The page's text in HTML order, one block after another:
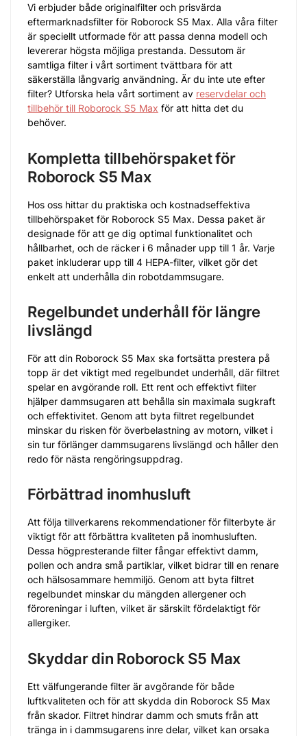
Vi erbjuder både originalfilter och prisvärda
eftermarknadsfilter för Roborock S5 Max. Alla våra filter
är speciellt utformade för att passa denna modell och
levererar högsta möjliga prestanda. Dessutom är
samtliga filter i vårt sortiment tvättbara för att
säkerställa långvarig användning. Är du inte ute efter
filter? Utforska hela vårt sortiment av reservdelar och
tillbehör till Roborock S5 Max för att hitta det du
behöver.
Kompletta tillbehörspaket för
Roborock S5 Max
Hos oss hittar du praktiska och kostnadseffektiva
tillbehörspaket för Roborock S5 Max. Dessa paket är
designade för att ge dig optimal funktionalitet och
hållbarhet, och de räcker i 6 månader upp till 1 år. Varje
paket inkluderar upp till 4 HEPA-filter, vilket gör det
enkelt att underhålla din robotdammsugare.
Regelbundet underhåll för längre
livslängd
För att din Roborock S5 Max ska fortsätta prestera på
topp är det viktigt med regelbundet underhåll, där filtret
spelar en avgörande roll. Ett rent och effektivt filter
hjälper dammsugaren att behålla sin maximala sugkraft
och effektivitet. Genom att byta filtret regelbundet
minskar du risken för överbelastning av motorn, vilket i
sin tur förlänger dammsugarens livslängd och håller den
redo för nästa rengöringsuppdrag.
Förbättrad inomhusluft
Att följa tillverkarens rekommendationer för filterbyte är
viktigt för att förbättra kvaliteten på inomhusluften.
Dessa högpresterande filter fångar effektivt damm,
pollen och andra små partiklar, vilket bidrar till en renare
och hälsosammare hemmiljö. Genom att byta filtret
regelbundet minskar du mängden allergener och
föroreningar i luften, vilket är särskilt fördelaktigt för
allergiker.
Skyddar din Roborock S5 Max
Ett välfungerande filter är avgörande för både
luftkvaliteten och för att skydda din Roborock S5 Max
från skador. Filtret hindrar damm och smuts från att
tränga in i dammsugarens inre delar, vilket kan orsaka